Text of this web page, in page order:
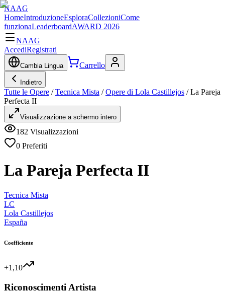
NAAG
HomeIntroduzioneEsploraCollezioniCome
funzionaLeaderboardAWARD 2026
NAAG
AccediRegistrati
Cambia Lingua Carrello
Indietro
Tutte le Opere / Tecnica Mista / Opere di Lola Castillejos /La Pareja
Perfecta II
Visualizzazione a schermo intero
182 Visualizzazioni
0 Preferiti
La Pareja Perfecta II
Tecnica Mista
LC
Lola Castillejos
España
Coefficiente
+1,10
Riconoscimenti Artista